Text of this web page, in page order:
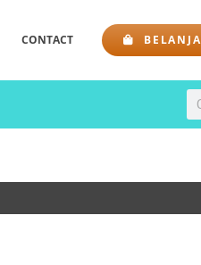
CONTACT BELANJA